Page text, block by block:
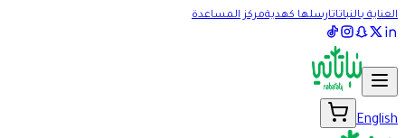
العناية بالنباتاتارسلها كهديةمركز المساعدة
English